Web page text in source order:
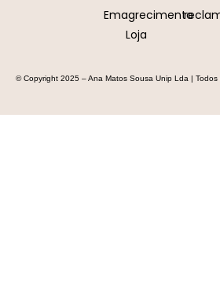
Emagrecimento
Loja
© Copyright 2025 – Ana Matos Sousa Unip Lda | Todos